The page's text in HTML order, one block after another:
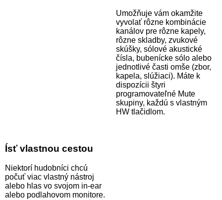
Umožňuje vám okamžite
vyvolať rôzne kombinácie
kanálov pre rôzne kapely,
rôzne skladby, zvukové
skúšky, sólové akustické
čísla, bubenícke sólo alebo
jednotlivé časti omše (zbor,
kapela, slúžiaci). Máte k
dispozícii štyri
programovateľné Mute
skupiny, každú s vlastným
HW tlačidlom.
Ísť vlastnou cestou
Niektorí hudobníci chcú
počuť viac vlastný nástroj
alebo hlas vo svojom in-ear
alebo podlahovom monitore.